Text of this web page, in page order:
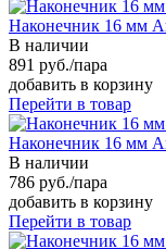
Наконечник 16 мм
В наличии
891 руб./пара
добавить в корзину
Перейти в товар
Наконечник 16 мм
В наличии
786 руб./пара
добавить в корзину
Перейти в товар